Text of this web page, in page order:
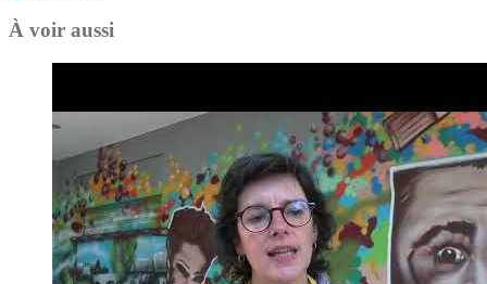
À voir aussi